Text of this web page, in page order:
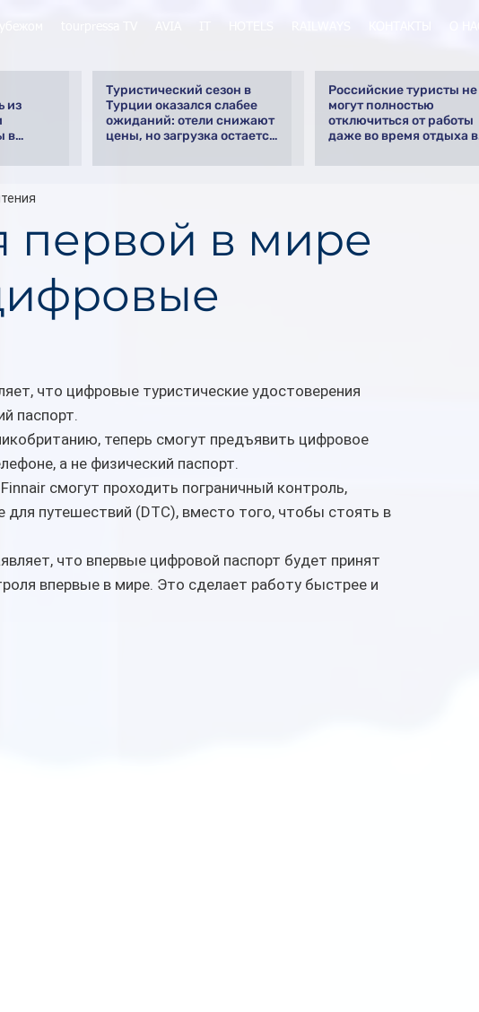
из
в
Туристический сезон в
Турции оказался слабее
ожиданий: отели снижают
цены, но загрузка остается
Российские туристы не
могут полностью
отключиться от работы
даже во время отдыха в
в мире
что цифровые туристические удостоверения
паспорт.
теперь смогут предъявить цифровое
а не физический паспорт.
смогут проходить пограничный контроль,
путешествий (DTC), вместо того, чтобы стоять в
что впервые цифровой паспорт будет принят
впервые в мире. Это сделает работу быстрее и